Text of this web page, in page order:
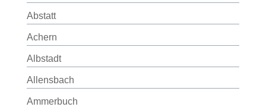
Abstatt
Achern
Albstadt
Allensbach
Ammerbuch